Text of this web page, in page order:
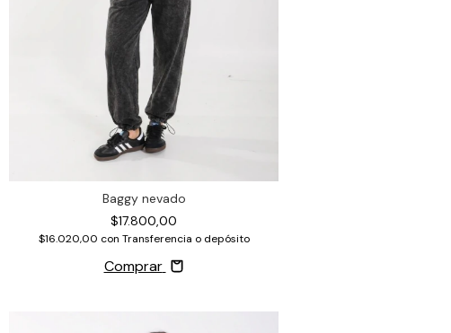
Baggy nevado
$17.800,00
$16.020,00 con Transferencia o depósito
Comprar